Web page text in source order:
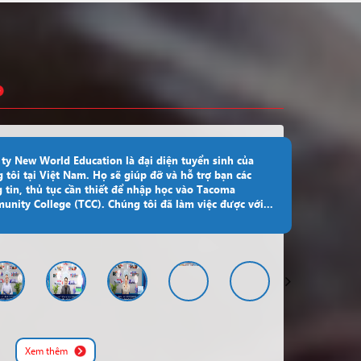
Canada York University Đăng ký
Mỹ Wright State University Đăng ký
Canada Fanshawe Polytechnic Đăng ký
Mỹ Wright State University Đăng ký
Mỹ Santiago Canyon College Đăng ký
Mỹ Xavier University Đăng ký
ty New World Education là đại diện tuyển sinh của
tôi tại Việt Nam. Họ sẽ giúp đỡ và hỗ trợ bạn các
tin, thủ tục cần thiết để nhập học vào Tacoma
College (TCC). Chúng tôi đã làm việc được với...
Xem thêm